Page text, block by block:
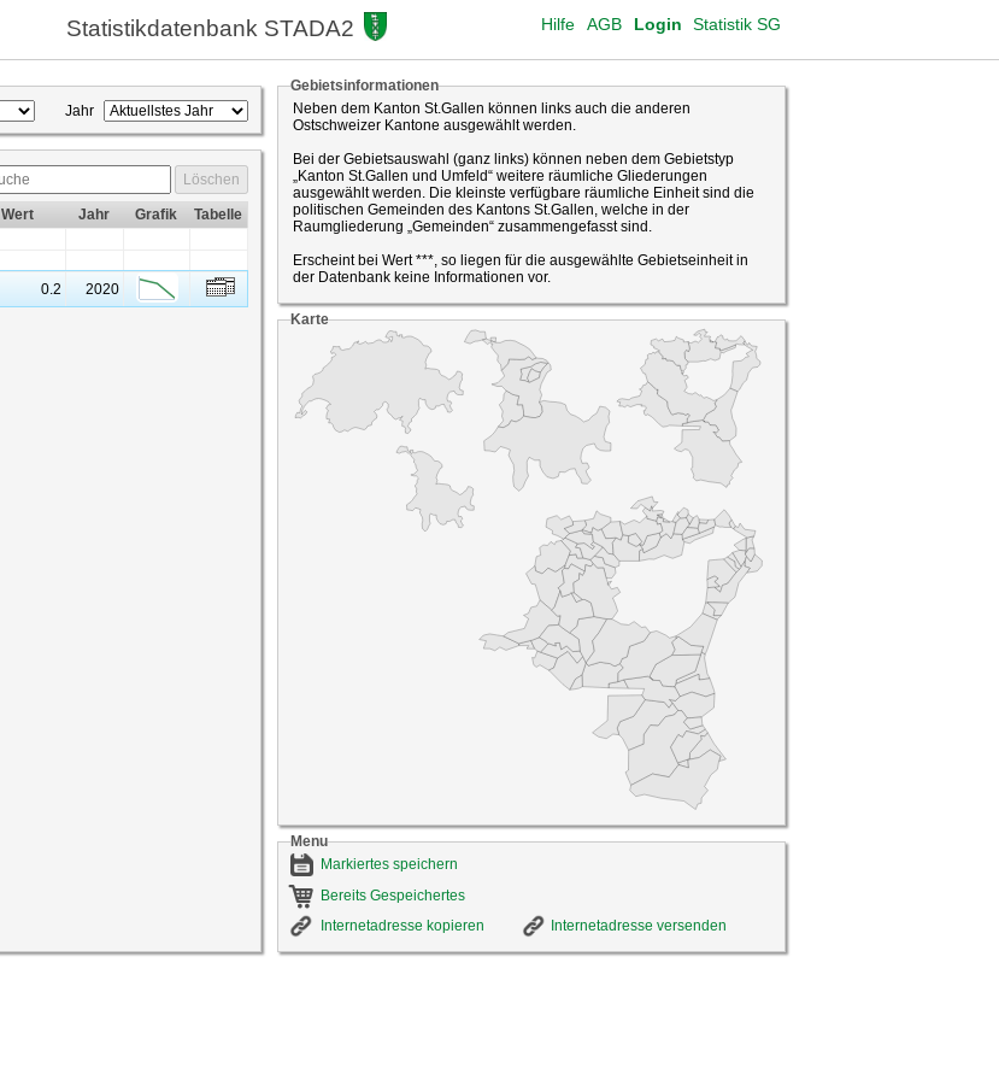
Statistikdatenbank STADA2 Login Statistik SG
AGB
Hilfe
Jahr
Löschen
Wert Jahr Grafik
Tabelle
0.2 2020
Gebietsinformationen
Neben dem Kanton St.Gallen können links auch die anderen
Ostschweizer Kantone ausgewählt werden.
Bei der Gebietsauswahl (ganz links) können neben dem Gebietstyp
„Kanton St.Gallen und Umfeld“ weitere räumliche Gliederungen
ausgewählt werden. Die kleinste verfügbare räumliche Einheit sind die
politischen Gemeinden des Kantons St.Gallen, welche in der
Raumgliederung „Gemeinden“ zusammengefasst sind.
Erscheint bei Wert ***, so liegen für die ausgewählte Gebietseinheit in
der Datenbank keine Informationen vor.
Karte
Menu
Markiertes speichern
Bereits Gespeichertes
Internetadresse kopieren
Internetadresse versenden